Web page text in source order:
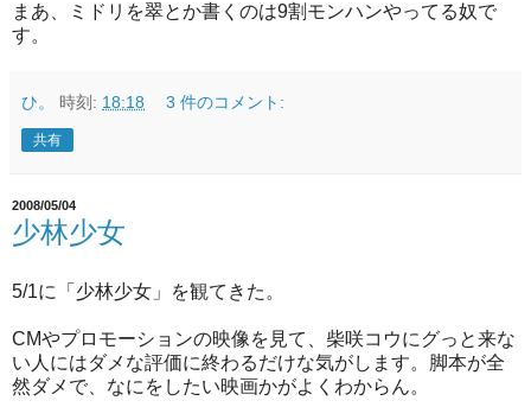
まあ、ミドリを翠とか書くのは9割モンハンやってる奴で
す。
ひ。 時刻: 18:18 3 件のコメント:
共有
2008/05/04
少林少女
5/1に「少林少女」を観てきた。
CMやプロモーションの映像を見て、柴咲コウにグっと来な
い人にはダメな評価に終わるだけな気がします。脚本が全
然ダメで、なにをしたい映画かがよくわからん。